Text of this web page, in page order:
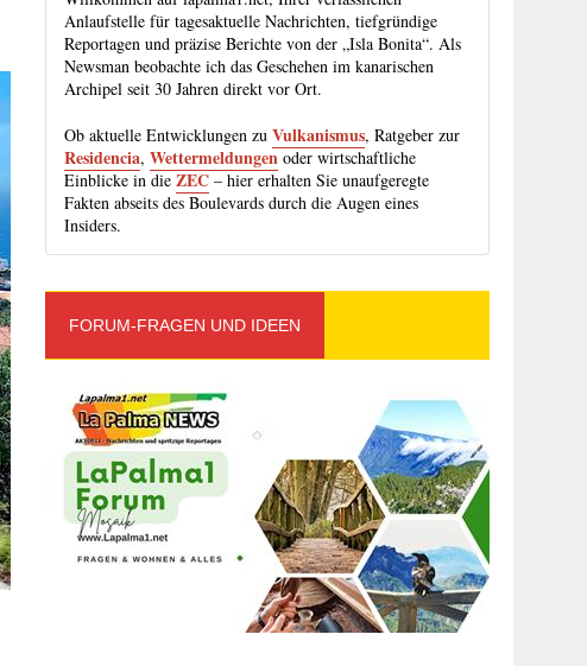
Anlaufstelle für tagesaktuelle Nachrichten, tiefgründige
Reportagen und präzise Berichte von der „Isla Bonita“. Als
Newsman beobachte ich das Geschehen im kanarischen
Archipel seit 30 Jahren direkt vor Ort.
Ob aktuelle Entwicklungen zuVulkanismus, Ratgeber zur
Residencia,Wettermeldungen oder wirtschaftliche
Einblicke in dieZEC – hier erhalten Sie unaufgeregte
Fakten abseits des Boulevards durch die Augen eines
Insiders.
FORUM-FRAGEN UND IDEEN